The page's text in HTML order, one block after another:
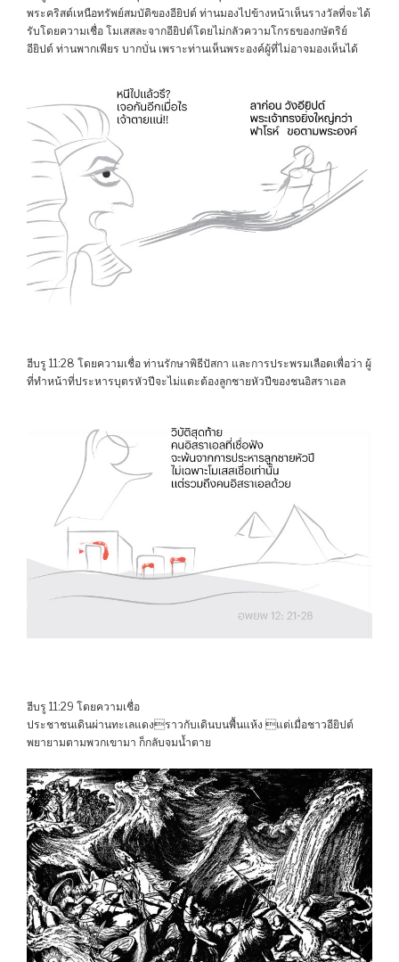
พระคริสต์เหนือทรัพย์สมบัติของอียิปต์ ท่านมองไปข้างหน้าเห็นรางวัลที่จะได้
รับโดยความเชื่อ โมเสสละจากอียิปต์โดยไม่กลัวความโกรธของกษัตริย์
อียิปต์ ท่านพากเพียร บากบั่น เพราะท่านเห็นพระองค์ผู้ที่ไม่อาจมองเห็นได้
ฮีบรู 11:28 โดยความเชื่อ ท่านรักษาพิธีปัสกา และการประพรมเลือดเพื่อว่า ผู้
ที่ทำหน้าที่ประหารบุตรหัวปีจะไม่แตะต้องลูกชายหัวปีของชนอิสราเอล
ฮีบรู 11:29 โดยความเชื่อ
ประชาชนเดินผ่านทะเลแดงราวกับเดินบนพื้นแห้ง แต่เมื่อชาวอียิปต์
พยายามตามพวกเขามา ก็กลับจมน้ำตาย